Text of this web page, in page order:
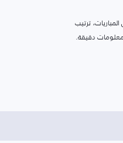
ترتيب
دقيقة.